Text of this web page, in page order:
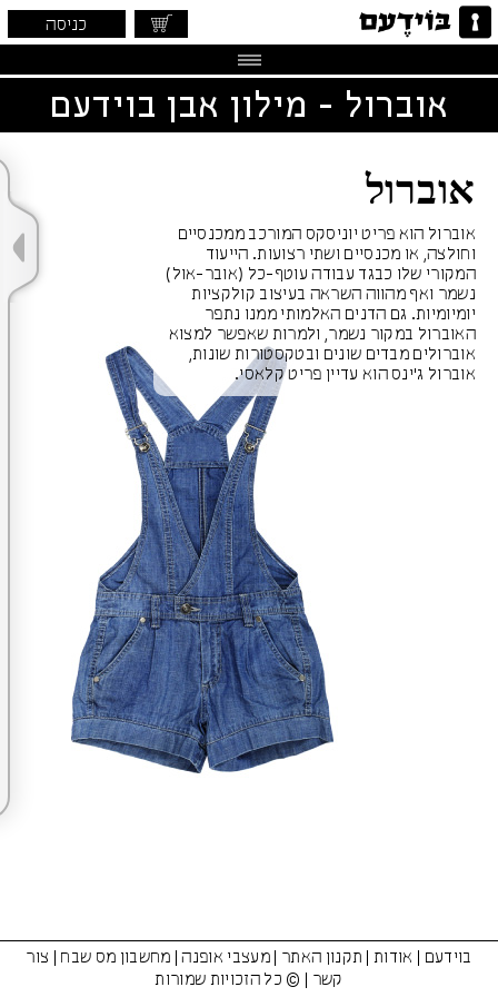
כניסה
אוברול - מילון אבן בוידעם
אוברול
אוברול הוא פריט יוניסקס המורכב ממכנסיים
וחולצה, או מכנסיים ושתי רצועות. הייעוד
המקורי שלו כבגד עבודה עוטף-כל (אובר-אול)
נשמר ואף מהווה השראה בעיצוב קולקציות
יומיומיות. גם הדנים האלמותי ממנו נתפר
האוברול במקור נשמר, ולמרות שאפשר למצוא
אוברולים מבדים שונים ובטקסטורות שונות,
אוברול ג'ינס הוא עדיין פריט קלאסי.
בוידעם אודות| תקנון האתר |מעצבי אופנה| מחשבון מס שבח
צור
קשר
| © כל הזכויות שמורות